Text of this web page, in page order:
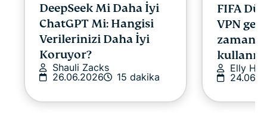
DeepSeek Mi Daha İyi
ChatGPT Mi: Hangisi
Verilerinizi Daha İyi
Koruyor?
Shauli Zacks
26.06.2026
15 dakika
FIFA
VPN
zaman
Elly